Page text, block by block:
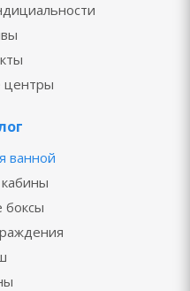
центры
ванной